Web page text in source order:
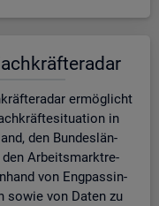
er­mög­licht
in
den Bun­des­län­
den Ar­beits­markt­re­
von Eng­pas­sin­
sowie von Daten zu